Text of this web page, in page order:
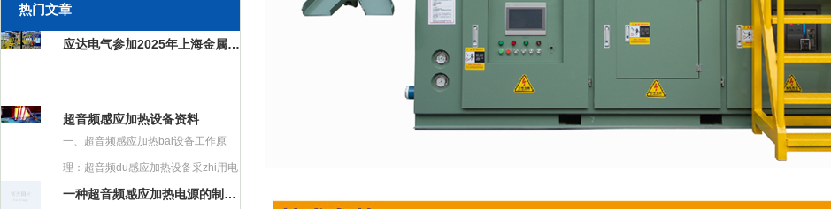
热门文章
应达电气参加2025年上海金属成形展览会
超音频感应加热设备资料
一、超音频感应加热bai设备工作原
理：超音频du感应加热设备采zhi用电
磁感应加 一种超音频感应加热电源的制作方法